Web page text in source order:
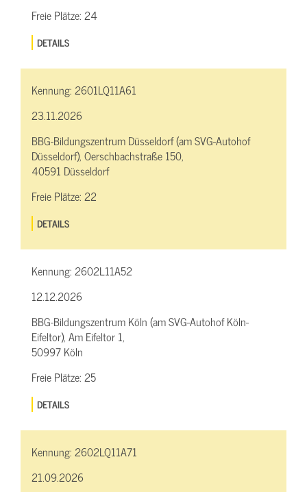
Freie Plätze:24
DETAILS
Kennung:2601LQ11A61
23.11.2026
BBG-Bildungszentrum Düsseldorf (am SVG-Autohof
Düsseldorf), Oerschbachstraße 150,
40591 Düsseldorf
Freie Plätze:22
DETAILS
Kennung:2602L11A52
12.12.2026
BBG-Bildungszentrum Köln (am SVG-Autohof Köln-
Eifeltor), Am Eifeltor 1,
50997 Köln
Freie Plätze:25
DETAILS
Kennung:2602LQ11A71
21.09.2026